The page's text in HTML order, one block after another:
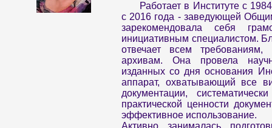
Работает в Институте с
с 2016 года - заведующей
зарекомендовала себя
инициативным специалистом.
отвечает всем требованиям,
архивам. Она провела
изданных со дня основания
аппарат, охватывающий все
документации,
практической ценности
эффективное использование.
Активно занималась